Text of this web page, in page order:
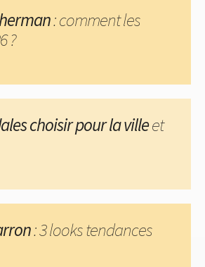
: comment les
?
choisir pour la villeet
: 3 looks tendances